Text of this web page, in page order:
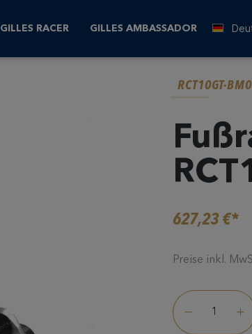
GILLES RACER GILLES AMBASSADOR
RCT10GT-
627,23 €*
Preise inkl.